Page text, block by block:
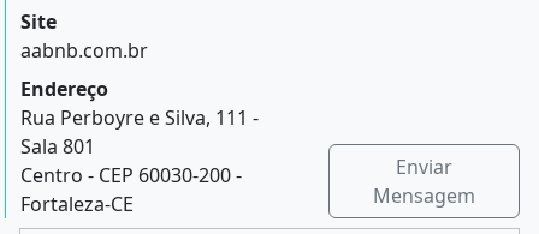
Site
aabnb.com.br
Endereço
Rua Perboyre e Silva, 111 -
Sala 801
Centro - CEP 60030-200 -
Fortaleza-CE
Enviar
Mensagem